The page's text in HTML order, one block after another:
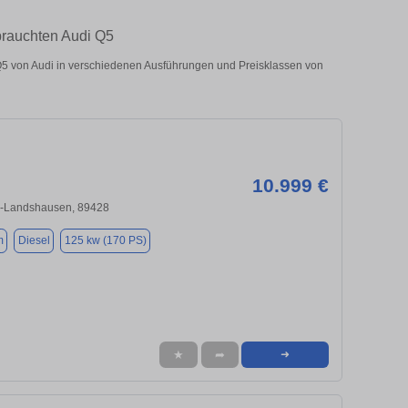
Audi Q5
von Audi in verschiedenen Ausführungen und Preisklassen von
10.999 €
Landshausen, 89428
Diesel 125 kw (170 PS)
★ ➦ ➜